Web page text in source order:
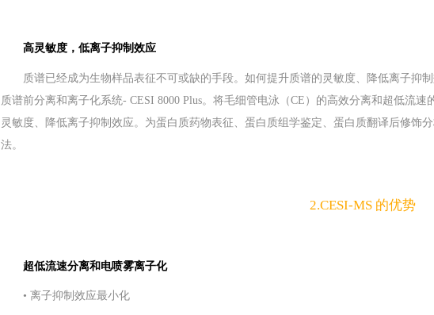
高灵敏度，低离子抑制效应
质谱已经成为生物样品表征不可或缺的手段。如何提升质谱的灵敏度、降低离子抑
质谱前分离和离子化系统- CESI 8000 Plus。将毛细管电泳（CE）的高效分离和超低流
灵敏度、降低离子抑制效应。 为蛋白质药物表征、蛋白质组学鉴定、蛋白质翻译后修饰
法。
2.CESI-MS 的优势
超低流速分离和电喷雾离子化
• 离子抑制效应最小化